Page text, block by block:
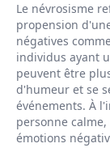
Le névrosisme
propension
négatives
individus ayant
peuvent être
d'humeur et se
événements. À
personne
émotions